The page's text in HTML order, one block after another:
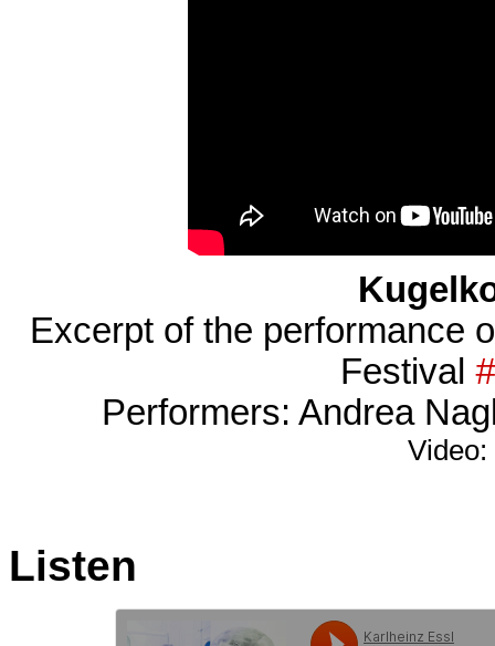
Excerpt of the performance
Festival
Performers: Andrea
Listen